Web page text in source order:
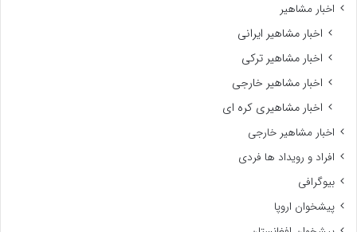
اخبار مشاهیر
اخبار مشاهیر ایرانی
اخبار مشاهیر ترکی
اخبار مشاهیر خارجی
اخبار مشاهیری کره ای
اخبار مشاهیر خارجی
افراد و رویداد ها فردی
بیوگرافی
پیشخوان اروپا